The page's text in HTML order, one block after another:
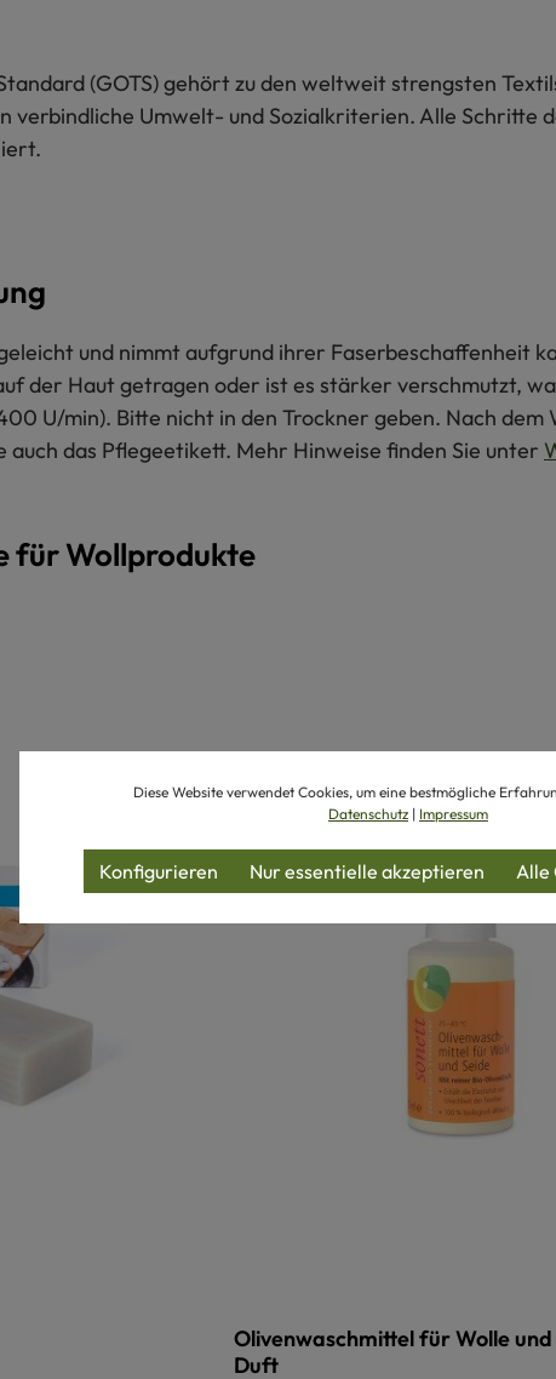
(GOTS) gehört zu den weltweit strengsten
verbindliche Umwelt- und Sozialkriterien. Alle
und nimmt aufgrund ihrer Faserbeschaffenheit
der Haut getragen oder ist es stärker verschmutzt,
U/min). Bitte nicht in den Trockner geben. Nach
das Pflegeetikett. Mehr Hinweise finden Sie unter
für Wollprodukte
Olivenwaschmittel für Wolle
Duft
Diese Website verwendet Cookies, um eine bestmögliche
Datenschutz | Impressum
Nur essentielle akzeptieren
Konfigurieren Alle